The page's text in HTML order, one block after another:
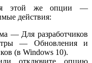
этой же опции —
действия:
— Для разработчиков
— Обновления и
(в Windows 10).
отключите опцию